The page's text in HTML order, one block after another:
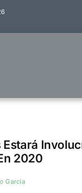
2020
García